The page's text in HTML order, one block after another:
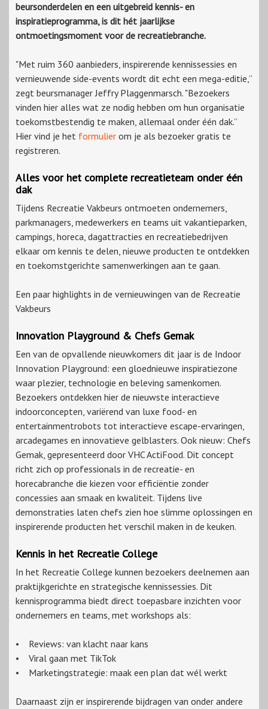
beursonderdelen en een uitgebreid kennis- en
inspiratieprogramma, is dit hét jaarlijkse
ontmoetingsmoment voor de recreatiebranche.
"Met ruim 360 aanbieders, inspirerende kennissessies en
vernieuwende side-events wordt dit echt een mega-editie,”
zegt beursmanager Jeffry Plaggenmarsch. "Bezoekers
vinden hier alles wat ze nodig hebben om hun organisatie
toekomstbestendig te maken, allemaal onder één dak.”
Hier vind je het formulier om je als bezoeker gratis te
registreren.
Alles voor het complete recreatieteam onder één
dak
Tijdens Recreatie Vakbeurs ontmoeten ondernemers,
parkmanagers, medewerkers en teams uit vakantieparken,
campings, horeca, dagattracties en recreatiebedrijven
elkaar om kennis te delen, nieuwe producten te ontdekken
en toekomstgerichte samenwerkingen aan te gaan.
Een paar highlights in de vernieuwingen van de Recreatie
Vakbeurs
Innovation Playground & Chefs Gemak
Een van de opvallende nieuwkomers dit jaar is de Indoor
Innovation Playground: een gloednieuwe inspiratiezone
waar plezier, technologie en beleving samenkomen.
Bezoekers ontdekken hier de nieuwste interactieve
indoorconcepten, variërend van luxe food- en
entertainmentrobots tot interactieve escape-ervaringen,
arcadegames en innovatieve gelblasters. Ook nieuw: Chefs
Gemak, gepresenteerd door VHC ActiFood. Dit concept
richt zich op professionals in de recreatie- en
horecabranche die kiezen voor efficiëntie zonder
concessies aan smaak en kwaliteit. Tijdens live
demonstraties laten chefs zien hoe slimme oplossingen en
inspirerende producten het verschil maken in de keuken.
Kennis in het Recreatie College
In het Recreatie College kunnen bezoekers deelnemen aan
praktijkgerichte en strategische kennissessies. Dit
kennisprogramma biedt direct toepasbare inzichten voor
ondernemers en teams, met workshops als:
• Reviews: van klacht naar kans
• Viral gaan met TikTok
• Marketingstrategie: maak een plan dat wél werkt
Daarnaast zijn er inspirerende bijdragen van onder andere